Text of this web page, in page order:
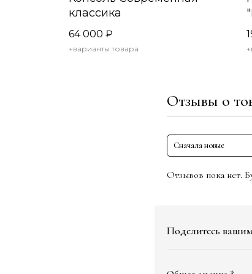
классика
64 000 ₽
+варианты товара
Отзывы о
Сначала новые
Отзывов пока нет.
Поделитесь